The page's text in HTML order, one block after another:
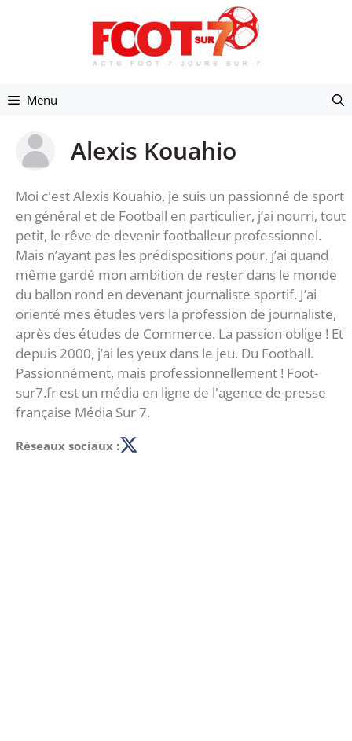
Menu
Alexis Kouahio
Moi c'est Alexis Kouahio, je suis un passionné de sport
en général et de Football en particulier, j’ai nourri, tout
petit, le rêve de devenir footballeur professionnel.
Mais n’ayant pas les prédispositions pour, j’ai quand
même gardé mon ambition de rester dans le monde
du ballon rond en devenant journaliste sportif. J’ai
orienté mes études vers la profession de journaliste,
après des études de Commerce. La passion oblige ! Et
depuis 2000, j’ai les yeux dans le jeu. Du Football.
Passionnément, mais professionnellement ! Foot-
sur7.fr est un média en ligne de l'agence de presse
française Média Sur 7.
Réseaux sociaux :